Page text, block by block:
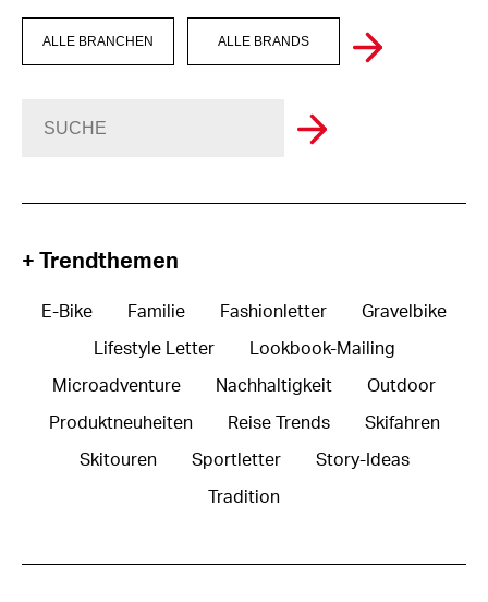
ALLE BRANCHEN ALLE BRANDS
+ Trendthemen
E-Bike Familie Fashionletter Gravelbike
Lifestyle Letter Lookbook-Mailing
Microadventure Nachhaltigkeit Outdoor
Produktneuheiten Reise Trends Skifahren
Skitouren Sportletter Story-Ideas
Tradition